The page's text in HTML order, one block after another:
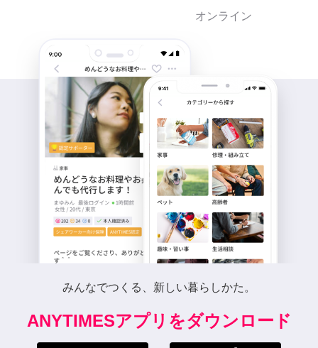
オンライン
みんなでつくる、新しい暮らしかた。
ANYTIMESアプリをダウンロード